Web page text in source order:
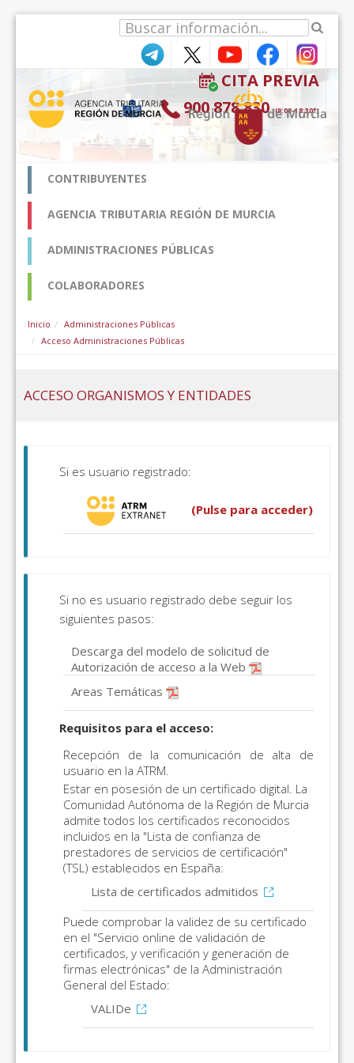
CITA PREVIA
900 878 830 (9:00-18:30*)
CONTRIBUYENTES
AGENCIA TRIBUTARIA REGIÓN DE MURCIA
ADMINISTRACIONES PÚBLICAS
COLABORADORES
Inicio
Administraciones Públicas
Acceso Administraciones Públicas
ACCESO ORGANISMOS Y ENTIDADES
Si es usuario registrado:
(Pulse para acceder)
Si no es usuario registrado debe seguir los
siguientes pasos:
Descarga del modelo de solicitud de
Autorización de acceso a la Web
Areas Temáticas
Requisitos para el acceso:
Recepción de la comunicación de alta de
usuario en la ATRM.
Estar en posesión de un certificado digital. La
Comunidad Autónoma de la Región de Murcia
admite todos los certificados reconocidos
incluidos en la "Lista de confianza de
prestadores de servicios de certificación"
(TSL) establecidos en España:
Lista de certificados admitidos
Puede comprobar la validez de su certificado
en el "Servicio online de validación de
certificados, y verificación y generación de
firmas electrónicas" de la Administración
General del Estado:
VALIDe